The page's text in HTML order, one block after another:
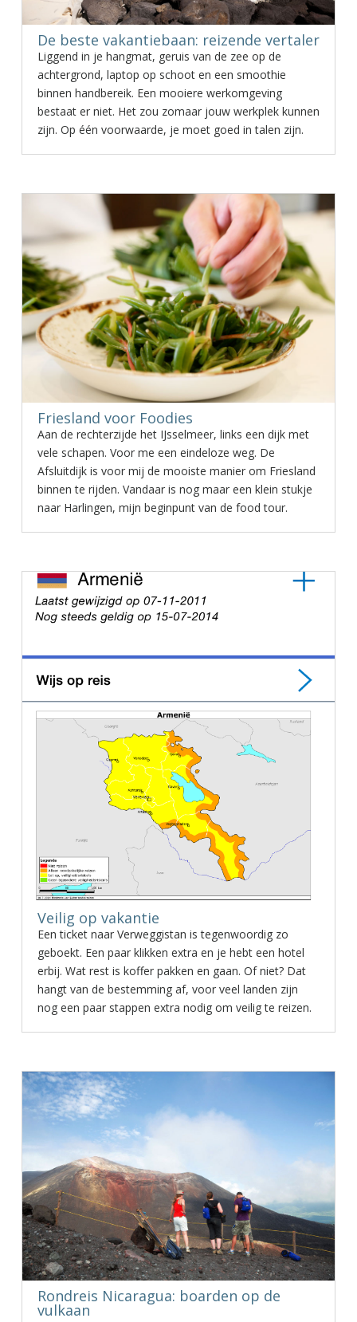
De beste vakantiebaan: reizende vertaler
Liggend in je hangmat, geruis van de zee op de
achtergrond, laptop op schoot en een smoothie
binnen handbereik. Een mooiere werkomgeving
bestaat er niet. Het zou zomaar jouw werkplek kunnen
zijn. Op één voorwaarde, je moet goed in talen zijn.
Friesland voor Foodies
Aan de rechterzijde het IJsselmeer, links een dijk met
vele schapen. Voor me een eindeloze weg. De
Afsluitdijk is voor mij de mooiste manier om Friesland
binnen te rijden. Vandaar is nog maar een klein stukje
naar Harlingen, mijn beginpunt van de food tour.
Veilig op vakantie
Een ticket naar Verweggistan is tegenwoordig zo
geboekt. Een paar klikken extra en je hebt een hotel
erbij. Wat rest is koffer pakken en gaan. Of niet? Dat
hangt van de bestemming af, voor veel landen zijn
nog een paar stappen extra nodig om veilig te reizen.
Rondreis Nicaragua: boarden op de
vulkaan